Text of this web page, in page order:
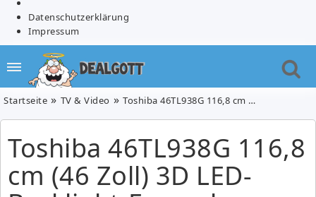
Datenschutzerklärung
Impressum
Startseite TV & Video Toshiba 46TL938G 116,8 cm (46 Zoll) 3D LED-Backlight-Fernseher (Full-HD, 200Hz AMR, DVB-T/C, CI+, DLNA, Web-TV) für 508,90€
Toshiba 46TL938G 116,8
cm (46 Zoll) 3D LED-